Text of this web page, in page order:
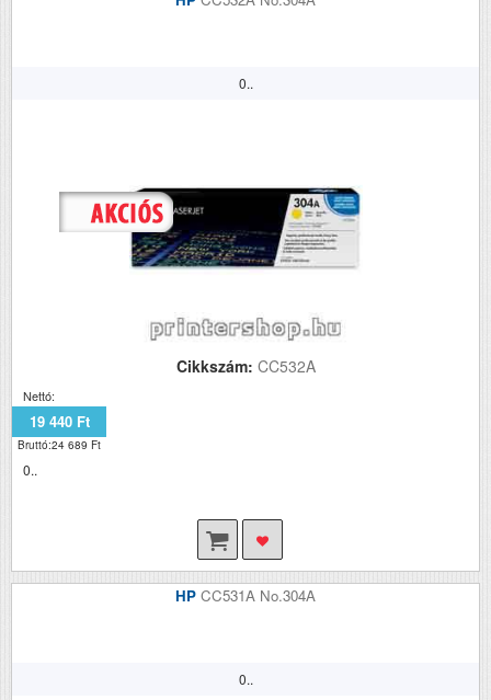
0..
Cikkszám: CC532A
Nettó:
19 440 Ft
Bruttó:24 689 Ft
0..
HP CC531A No.304A
0..